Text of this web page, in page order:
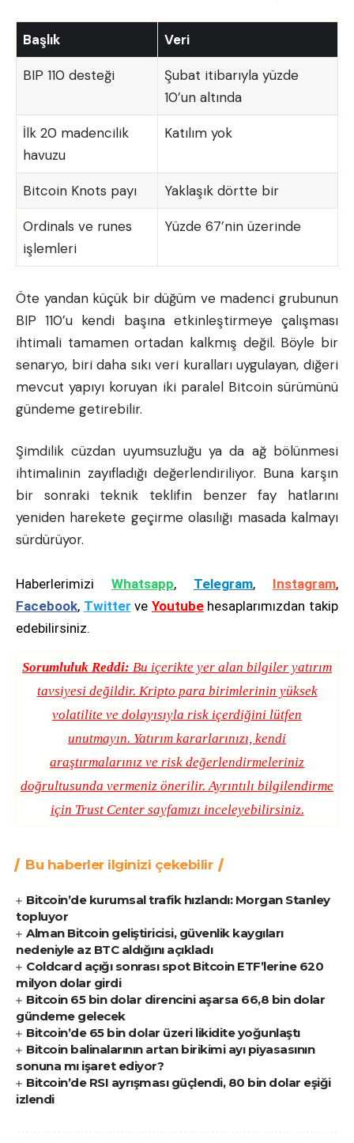
Başlık Veri
BIP 110 desteği
Şubat itibarıyla yüzde
10’un altında
İlk 20 madencilik
havuzu
Katılım yok
Bitcoin Knots payı Yaklaşık dörtte bir
Ordinals ve runes
işlemleri
Yüzde 67’nin üzerinde
Öte yandan küçük bir düğüm ve madenci grubunun
BIP 110’u kendi başına etkinleştirmeye çalışması
ihtimali tamamen ortadan kalkmış değil. Böyle bir
senaryo, biri daha sıkı veri kuralları uygulayan, diğeri
mevcut yapıyı koruyan iki paralel Bitcoin sürümünü
gündeme getirebilir.
Şimdilik cüzdan uyumsuzluğu ya da ağ bölünmesi
ihtimalinin zayıfladığı değerlendiriliyor. Buna karşın
bir sonraki teknik teklifin benzer fay hatlarını
yeniden harekete geçirme olasılığı masada kalmayı
sürdürüyor.
Haberlerimizi Whatsapp, Telegram, Instagram,
Facebook, Twitter ve Youtubehesaplarımızdan takip
edebilirsiniz.
Sorumluluk Reddi: Bu içerikte yer alan bilgiler yatırım
tavsiyesi değildir. Kripto para birimlerinin yüksek
volatilite ve dolayısıyla risk içerdiğini lütfen
unutmayın. Yatırım kararlarınızı, kendi
araştırmalarınız ve risk değerlendirmeleriniz
doğrultusunda vermeniz önerilir. Ayrıntılı bilgilendirme
için Trust Centersayfamızı inceleyebilirsiniz.
Bu haberler ilginizi çekebilir
Bitcoin’de kurumsal trafik hızlandı: Morgan Stanley
topluyor
Alman Bitcoin geliştiricisi, güvenlik kaygıları
nedeniyle az BTC aldığını açıkladı
Coldcard açığı sonrası spot Bitcoin ETF’lerine 620
milyon dolar girdi
Bitcoin 65 bin dolar direncini aşarsa 66,8 bin dolar
gündeme gelecek
Bitcoin’de 65 bin dolar üzeri likidite yoğunlaştı
Bitcoin balinalarının artan birikimi ayı piyasasının
sonuna mı işaret ediyor?
Bitcoin’de RSI ayrışması güçlendi, 80 bin dolar eşiği
izlendi